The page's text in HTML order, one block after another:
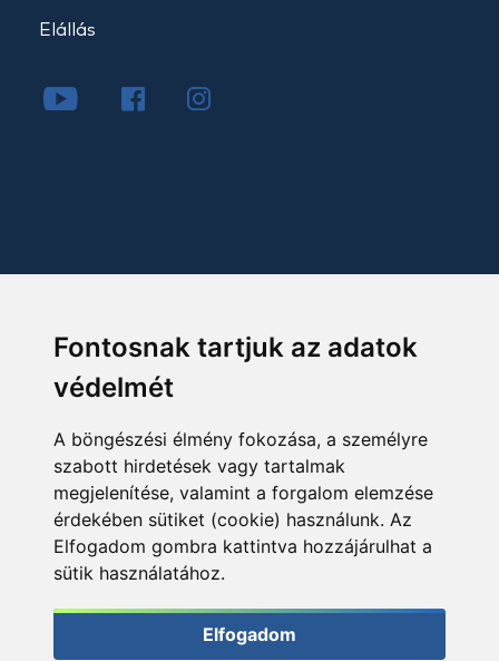
Fontosnak tartjuk az adatok
védelmét
A böngészési élmény fokozása, a személyre
szabott hirdetések vagy tartalmak
megjelenítése, valamint a forgalom elemzése
érdekében sütiket (cookie) használunk. Az
Elfogadom gombra kattintva hozzájárulhat a
sütik használatához.
Elfogadom
Elállás